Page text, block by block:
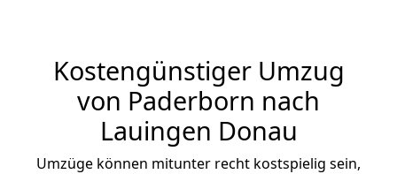
Kostengünstiger Umzug
von Paderborn nach
Lauingen Donau
Umzüge können mitunter recht kostspielig sein,